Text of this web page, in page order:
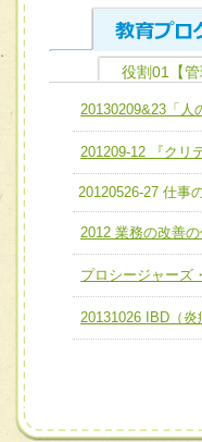
ユニット１
全人的医療を
ける
ユニット２
ユニット３
他職種の視点
チーム01【
チーム02【
宅患者等支援
チーム03【癌
チーム04【
チーム05【
チーム08【
役割01【
20130209&23「人
201209-12 『クリ
20120526-27 仕事
2012 業務の改善
プロシージャー
20131026 IBD（